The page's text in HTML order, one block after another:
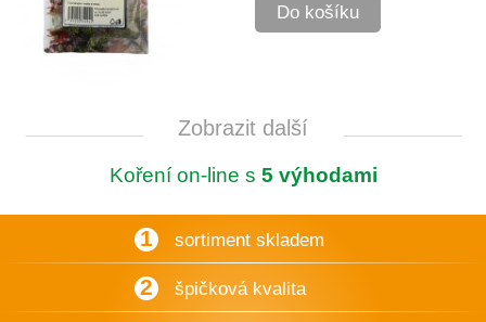
Do košíku
Zobrazit další
Koření on-line s 5 výhodami
1 sortiment skladem
2 špičková kvalita